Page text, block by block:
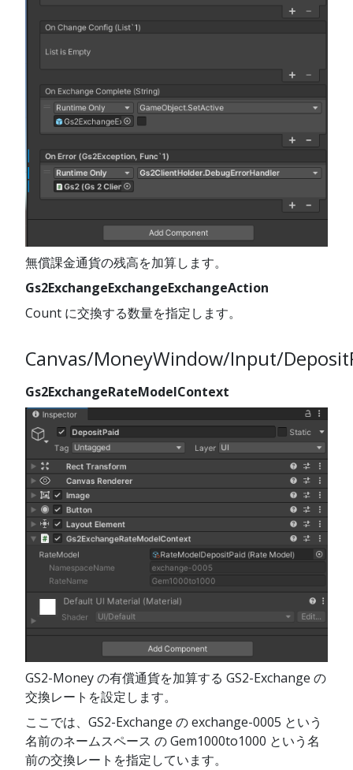
無償課金通貨の残高を加算します。
Gs2ExchangeExchangeExchangeAction
Count に交換する数量を指定します。
Canvas/MoneyWindow/Input/
Gs2ExchangeRateModelContext
GS2-Money の有償通貨を加算する GS2-Exchange の
交換レートを設定します。
ここでは、GS2-Exchange の exchange-0005 という
名前のネームスペース の Gem1000to1000 という名
前の交換レートを指定しています。